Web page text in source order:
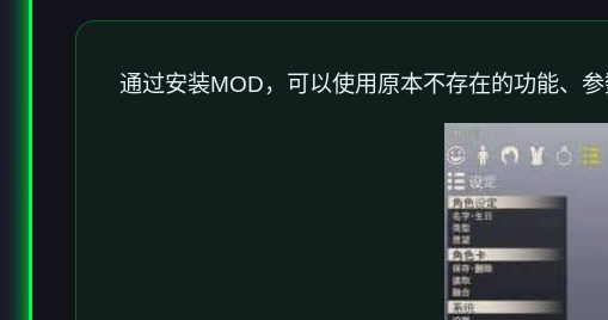
通过安装MOD，可以使用原本不存在的功能、参